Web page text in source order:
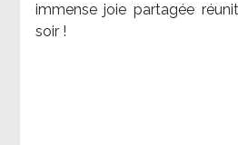
immense joie partagée
soir !